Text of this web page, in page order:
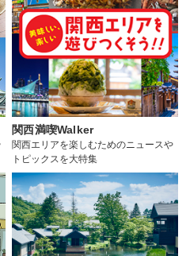
関西満喫Walker
関西エリアを楽しむためのニュースや
トピックスを大特集